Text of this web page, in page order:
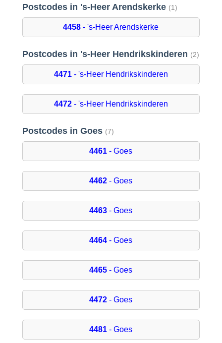
Postcodes in 's-Heer Arendskerke (1)
4458 - 's-Heer Arendskerke
Postcodes in 's-Heer Hendrikskinderen (2)
4471- 's-Heer Hendrikskinderen
4472- 's-Heer Hendrikskinderen
Postcodes in Goes (7)
4461 - Goes
4462 - Goes
4463 - Goes
4464 - Goes
4465 - Goes
4472 - Goes
4481 - Goes